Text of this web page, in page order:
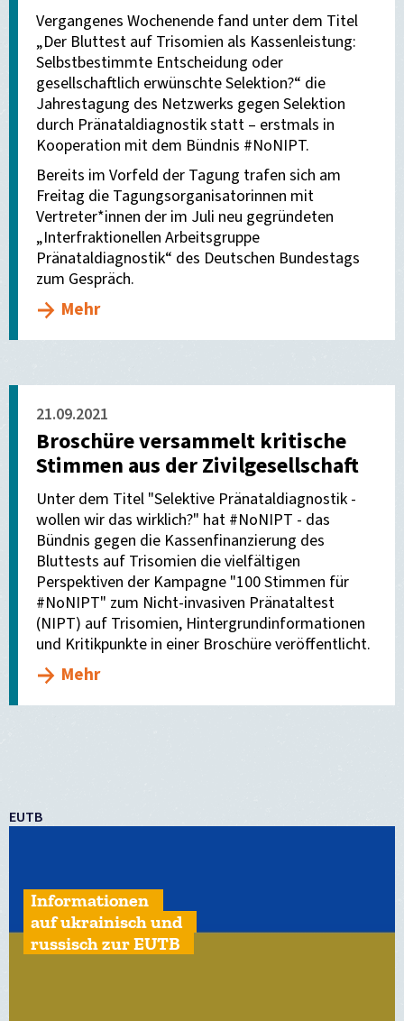
Vergangenes Wochenende fand unter dem Titel
„Der Bluttest auf Trisomien als Kassenleistung:
Selbstbestimmte Entscheidung oder
gesellschaftlich erwünschte Selektion?“ die
Jahrestagung des Netzwerks gegen Selektion
durch Pränataldiagnostik statt – erstmals in
Kooperation mit dem Bündnis #NoNIPT.
Bereits im Vorfeld der Tagung trafen sich am
Freitag die Tagungsorganisatorinnen mit
Vertreter*innen der im Juli neu gegründeten
„Interfraktionellen Arbeitsgruppe
Pränataldiagnostik“ des Deutschen Bundestags
zum Gespräch.
Mehr
21.09.2021
Broschüre versammelt kritische
Stimmen aus der Zivilgesellschaft
Unter dem Titel "Selektive Pränataldiagnostik -
wollen wir das wirklich?" hat #NoNIPT - das
Bündnis gegen die Kassenfinanzierung des
Bluttests auf Trisomien die vielfältigen
Perspektiven der Kampagne "100 Stimmen für
#NoNIPT" zum Nicht-invasiven Pränataltest
(NIPT) auf Trisomien, Hintergrundinformationen
und Kritikpunkte in einer Broschüre veröffentlicht.
Mehr
EUTB
Informationen
auf ukrainisch und
russisch zur EUTB